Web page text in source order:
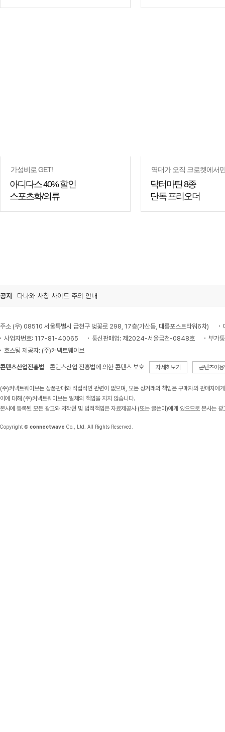
가성비로 GET!
아디다스 40% 할인
스포츠화/의류
역대가 오직 크로켓에서
닥터마틴 8종
단독 프리오더
공지 다나와 사칭 사이트 주의 안내
주소 (우) 08510 서울특별시 금천구 벚꽃로 298, 17층(가산동, 대륭포스트타워6차)
사업자번호: 117-81-40065
통신판매업: 제2024-서울금천-0848호
부가
호스팅 제공자: (주)커넥트웨이브
콘텐츠산업진흥법 콘텐츠산업 진흥법에 의한 콘텐츠 보호 자세히보기 콘텐츠이
(주)커넥트웨이브는 상품판매와 직접적인 관련이 없으며, 모든 상거래의 책임은 구매자와 판매자에
이에 대해 (주)커넥트웨이브는 일체의 책임을 지지 않습니다.
본사에 등록된 모든 광고와 저작권 및 법적책임은 자료제공사 (또는 글쓴이)에게 있으므로 본사는
Copyright © connectwave Co., Ltd. All Rights Reserved.